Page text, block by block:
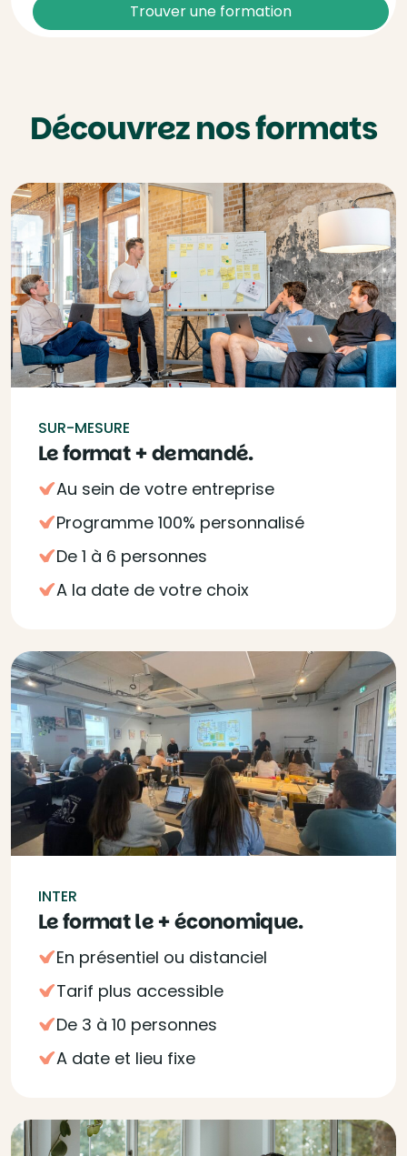
Trouverune formation
Découvrez nos formats
SUR-MESURE
Le format + demandé.
Au sein de votre entreprise
Programme 100% personnalisé
De 1 à 6 personnes
A la date de votre choix
INTER
Le format le + économique.
En présentiel ou distanciel
Tarif plus accessible
De 3 à 10 personnes
A date et lieu fixe